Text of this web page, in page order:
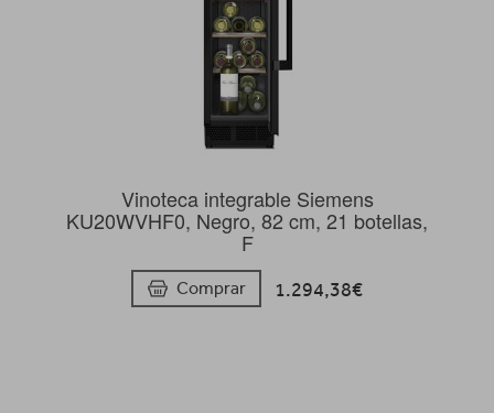
Vinoteca integrable Siemens
KU20WVHF0, Negro, 82 cm, 21 botellas,
F
Comprar 1.294,38€